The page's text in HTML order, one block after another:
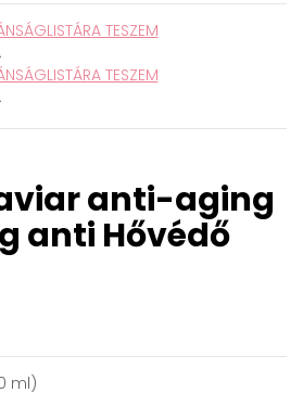
TESZEM
TESZEM
anti-aging
anti Hővédő
ml)